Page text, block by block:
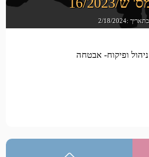
:2/18/2024
ופיקוח- אבטחה